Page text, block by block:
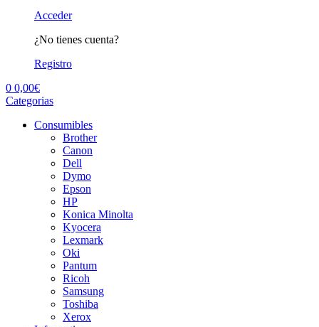
Acceder
¿No tienes cuenta?
Registro
0 0,00€
Categorias
Consumibles
Brother
Canon
Dell
Dymo
Epson
HP
Konica Minolta
Kyocera
Lexmark
Oki
Pantum
Ricoh
Samsung
Toshiba
Xerox